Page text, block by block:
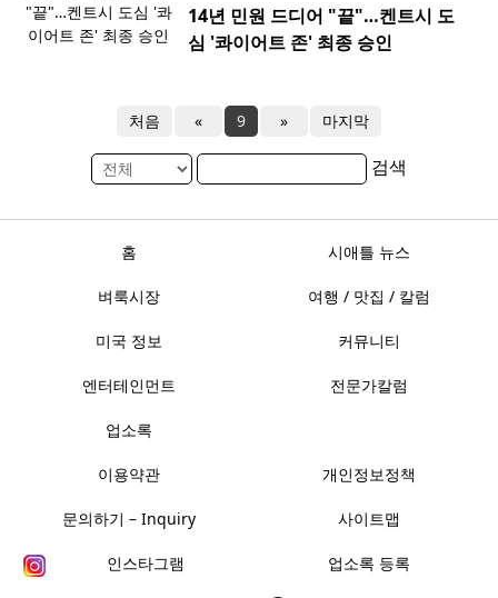
14년 민원 드디어 "끝"…켄트시 도
심 '콰이어트 존' 최종 승인
처음 « 9 » 마지막
검색
홈 시애틀 뉴스
벼룩시장 여행 / 맛집 / 칼럼
미국 정보 커뮤니티
엔터테인먼트 전문가칼럼
업소록
이용약관 개인정보정책
문의하기 – Inquiry 사이트맵
인스타그램 업소록 등록